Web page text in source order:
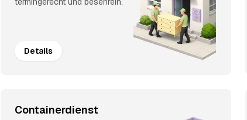
Details
Containerdienst